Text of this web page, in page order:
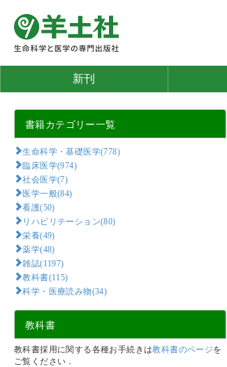
新刊
書籍カテゴリー一覧
生命科学・基礎医学(778)
臨床医学(974)
社会医学(7)
医学一般(84)
看護(50)
リハビリテーション(80)
栄養(49)
薬学(48)
雑誌(1197)
教科書(115)
科学・医療読み物(34)
教科書
教科書採用に関する各種お手続きは教科書のページを
ご覧ください．